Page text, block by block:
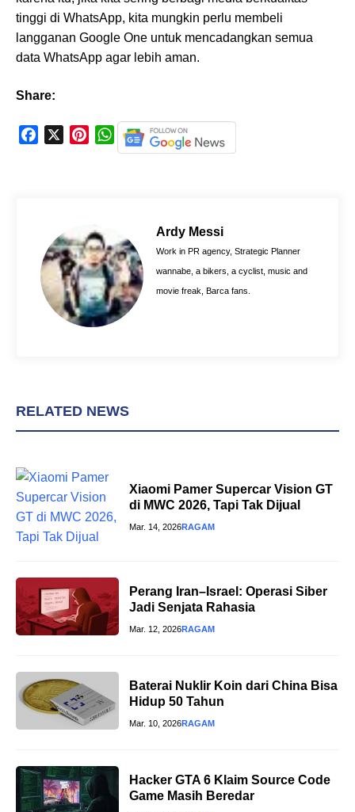
tinggi di WhatsApp, kita mungkin perlu membeli
langganan Google One untuk mencadangkan semua
data WhatsApp agar lebih aman.
Share:
k
r
e
s
W
h
p
p
Ardy Messi
Work in PR agency, Strategic Planner
wannabe, a bikers, a cyclist, music and
movie freak, Barca fans.
RELATED NEWS
Xiaomi Pamer Supercar Vision GT
di MWC 2026, Tapi Tak Dijual
Mar. 14, 2026RAGAM
Perang Iran–Israel: Operasi Siber
Jadi Senjata Rahasia
Mar. 12, 2026RAGAM
Baterai Nuklir Koin dari China Bisa
Hidup 50 Tahun
Mar. 10, 2026RAGAM
Hacker GTA 6 Klaim Source Code
Game Masih Beredar